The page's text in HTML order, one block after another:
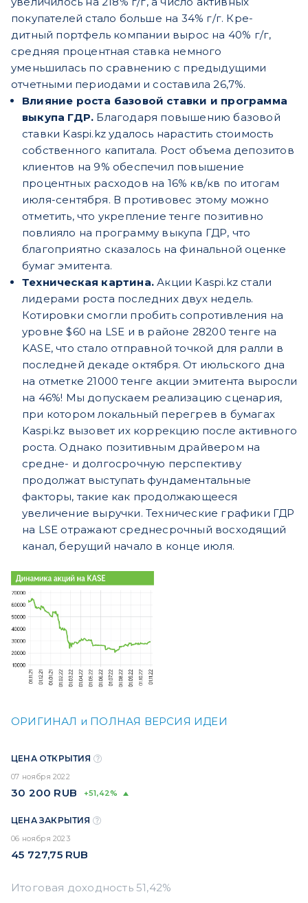
покупателей стало больше на 34% г/г. Кре-
дитный портфель компании вырос на 40% г/г,
средняя процентная ставка немного
уменьшилась по сравнению с предыдущими
отчетными периодами и составила 26,7%.
Влияние роста базовой ставки и программа
выкупа ГДР. Благодаря повышению базовой
ставки Kaspi.kz удалось нарастить стоимость
собственного капитала. Рост объема депозитов
клиентов на 9% обеспечил повышение
процентных расходов на 16% кв/кв по итогам
июля-сентября. В противовес этому можно
отметить, что укрепление тенге позитивно
повлияло на программу выкупа ГДР, что
благоприятно сказалось на финальной оценке
бумаг эмитента.
Техническая картина.Акции Kaspi.kz стали
лидерами роста последних двух недель.
Котировки смогли пробить сопротивления на
уровне $60 на LSE и в районе 28200 тенге на
KASE, что стало отправной точкой для ралли в
последней декаде октября. От июльского дна
на отметке 21000 тенге акции эмитента выросли
на 46%! Мы допускаем реализацию сценария,
при котором локальный перегрев в бумагах
Kaspi.kz вызовет их коррекцию после активного
роста. Однако позитивным драйвером на
средне- и долгосрочную перспективу
продолжат выступать фундаментальные
факторы, такие как продолжающееся
увеличение выручки. Технические графики ГДР
на LSE отражают среднесрочный восходящий
канал, берущий начало в конце июля.
ОРИГИНАЛ и ПОЛНАЯ ВЕРСИЯ ИДЕИ
ЦЕНА ОТКРЫТИЯ
07 ноября 2022
30 200 RUB +51,42%
ЦЕНА ЗАКРЫТИЯ
06 ноября 2023
45 727,75 RUB